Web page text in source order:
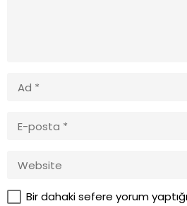
Bir dahaki sefere yorum